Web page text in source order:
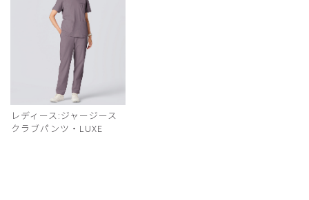
レディース:ジャージース
クラブパンツ・LUXE